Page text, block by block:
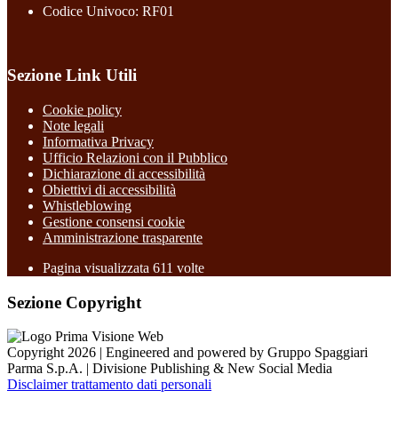
Codice Univoco: RF01
Sezione Link Utili
Cookie policy
Note legali
Informativa Privacy
Ufficio Relazioni con il Pubblico
Dichiarazione di accessibilità
Obiettivi di accessibilità
Whistleblowing
Gestione consensi cookie
Amministrazione trasparente
Pagina visualizzata 611 volte
Sezione Copyright
Copyright 2026 | Engineered and powered by Gruppo Spaggiari
Parma S.p.A. | Divisione Publishing & New Social Media
Disclaimer trattamento dati personali